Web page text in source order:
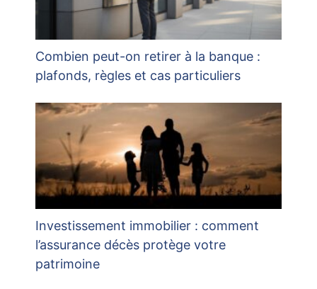
Combien peut-on retirer à la banque :
plafonds, règles et cas particuliers
Investissement immobilier : comment
l’assurance décès protège votre
patrimoine